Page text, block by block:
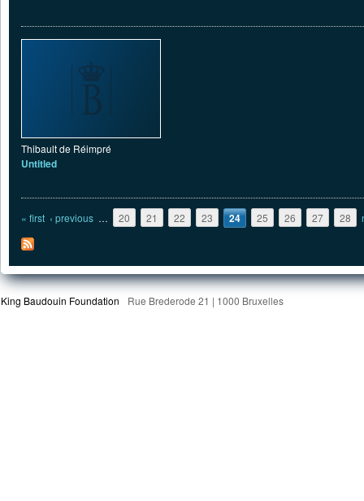
Thibault de Réimpré
Untitled
Pages
« first ‹ previous … 20 21 22 23 24 25 26 27 28
King Baudouin Foundation Rue Brederode 21 | 1000 Bruxelles